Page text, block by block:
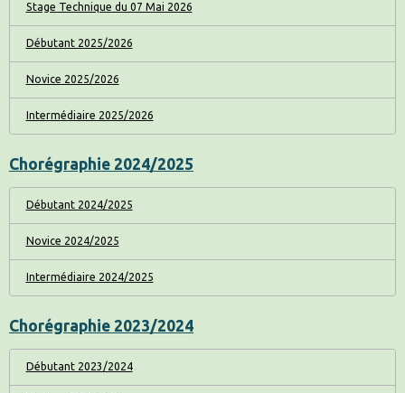
Stage Technique du 07 Mai 2026
Débutant 2025/2026
Novice 2025/2026
Intermédiaire 2025/2026
Chorégraphie 2024/2025
Débutant 2024/2025
Novice 2024/2025
Intermédiaire 2024/2025
Chorégraphie 2023/2024
Débutant 2023/2024